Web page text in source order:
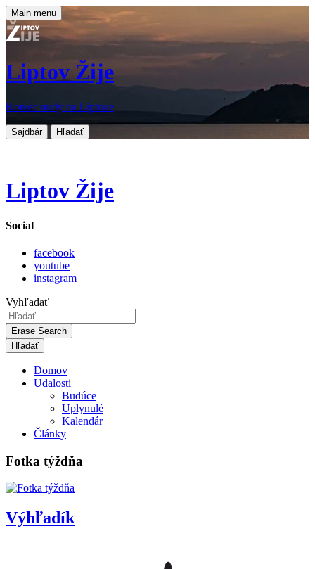
Main menu
Liptov Žije
Koniec nudy na Liptove
Sajdbár Hľadať
Liptov Žije
Social
facebook
youtube
instagram
Vyhľadať
Erase Search
Domov
Udalosti
Budúce
Uplynulé
Kalendár
Články
Fotka týždňa
Výhľadík